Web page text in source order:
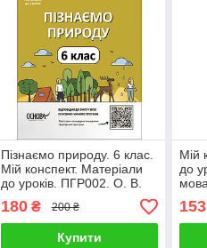
Пізнаємо природу. 6 клас.
Мій конспект. Матеріали
до уроків. ПГР002. О. В.
Антикуз
180₴ 200 ₴
Купити
Мій
до
153